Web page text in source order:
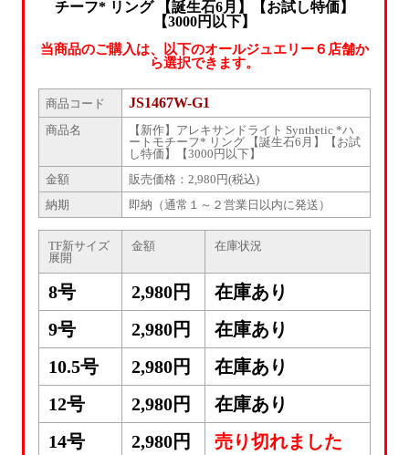
チーフ* リング 【誕生石6月】【お試し特価】
【3000円以下】
当商品のご購入は、以下のオールジュエリー６店舗か
ら選択できます。
商品コード JS1467W-G1
商品名
【新作】アレキサンドライト Synthetic *ハ
ートモチーフ* リング 【誕生石6月】【お試
し特価】【3000円以下】
金額
販売価格：2,980円(税込)
納期
即納（通常１～２営業日以内に発送）
TF新サイズ
展開
金額 在庫状況
8号 2,980円
在庫あり
9号
2,980円
在庫あり
10.5号
2,980円
在庫あり
12号
2,980円
在庫あり
14号
2,980円
売り切れました